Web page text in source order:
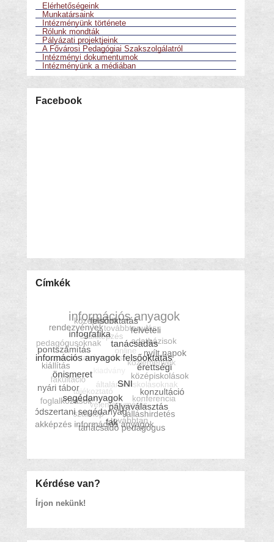
Elérhetőségeink
Munkatársaink
Intézményünk története
Rólunk mondták
Pályázati projektjeink
A Fővárosi Pedagógiai Szakszolgálatról
Intézményi dokumentumok
Intézményünk a médiában
Facebook
Címkék
Kérdése van?
Írjon nekünk!